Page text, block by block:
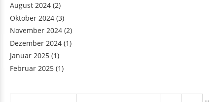
August 2024 (2)
Oktober 2024 (3)
November 2024 (2)
Dezember 2024 (1)
Januar 2025 (1)
Februar 2025 (1)
Seiten …